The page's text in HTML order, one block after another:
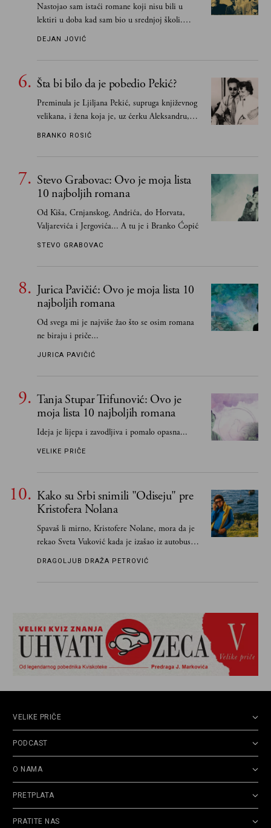
Nastojao sam istaći romane koji nisu bili u
lektiri u doba kad sam bio u srednjoj školi.
Smatrao sam da su "klasici" već dovoljno
DEJAN JOVIĆ
Šta bi bilo da je pobedio Pekić?
Preminula je Ljiljana Pekić, supruga književnog
velikana, i žena koja je, uz ćerku Aleksandru,
vodila računa o zaostavštini pisca. Ovu priču o
poznavale
BRANKO ROSIĆ
Stevo Grabovac: Ovo je moja lista
10 najboljih romana
Od Kiša, Crnjanskog, Andrića, do Horvata,
Valjarevića i Jergovića... A tu je i Branko Ćopić
STEVO GRABOVAC
Jurica Pavičić: Ovo je moja lista 10
najboljih romana
Od svega mi je najviše žao što se osim romana
ne biraju i priče...
JURICA PAVIČIĆ
Tanja Stupar Trifunović: Ovo je
moja lista 10 najboljih romana
Ideja je lijepa i zavodljiva i pomalo opasna...
VELIKE PRIČE
Kako su Srbi snimili "Odiseju" pre
Kristofera Nolana
Spavaš li mirno, Kristofere Nolane, mora da je
rekao Sveta Vuković kada je izašao iz autobusa i
čim je stigao kući pozvao Vojkana
DRAGOLJUB DRAŽA PETROVIĆ
VELIKE PRIČE
PODCAST
O NAMA
PRETPLATA
PRATITE NAS